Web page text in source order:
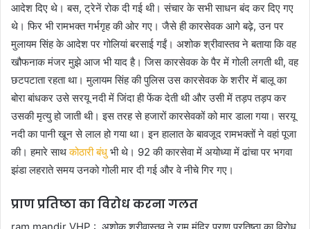
आदेश दिए थे। बस, ट्रेनें रोक दी गई थी। संचार के सभी साधन बंद कर दिए गए
थे। ​फिर भी रामभक्त गर्भगृह की ओर गए। जैसे ही कारसेवक आगे बढ़े, उन पर
मुलायम सिंह के आदेश पर गोलियां बरसाई गईं। अशोक श्रीवास्तव ने बताया कि वह
खौफनाक मंजर मुझे आज भी याद है। जिस कारसेवक के पैर में गोली लगती थी, वह
छटपटाता रहता था। मुलायम सिंह की पुलिस उस कारसेवक के शरीर में बालू का
बोरा बांधकर उसे सरयू नदी में जिंदा ही फेंक देती थी और उसी में तड़प तड़प कर
उसकी मृत्यु हो जाती थी। इस तरह से हजारों कारसेवकों को मार डाला गया। सरयू
नदी का पानी खून से लाल हो गया था। इन हालात के बावजूद रामभक्तों ने वहां पूजा
की। हमारे साथकोठारी बंधु भी थे। 92 की कारसेवा में अयोध्या में ढांचा पर भगवा
झंडा लहराते समय उनको गोली मार दी गई और वे नीचे गिर गए।
प्राण प्रतिष्ठा का विरोध करना गलत